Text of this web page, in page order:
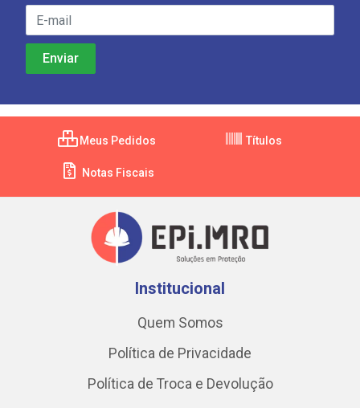
Meus Pedidos Títulos
Notas Fiscais
Institucional
Quem Somos
Política de Privacidade
Política de Troca e Devolução